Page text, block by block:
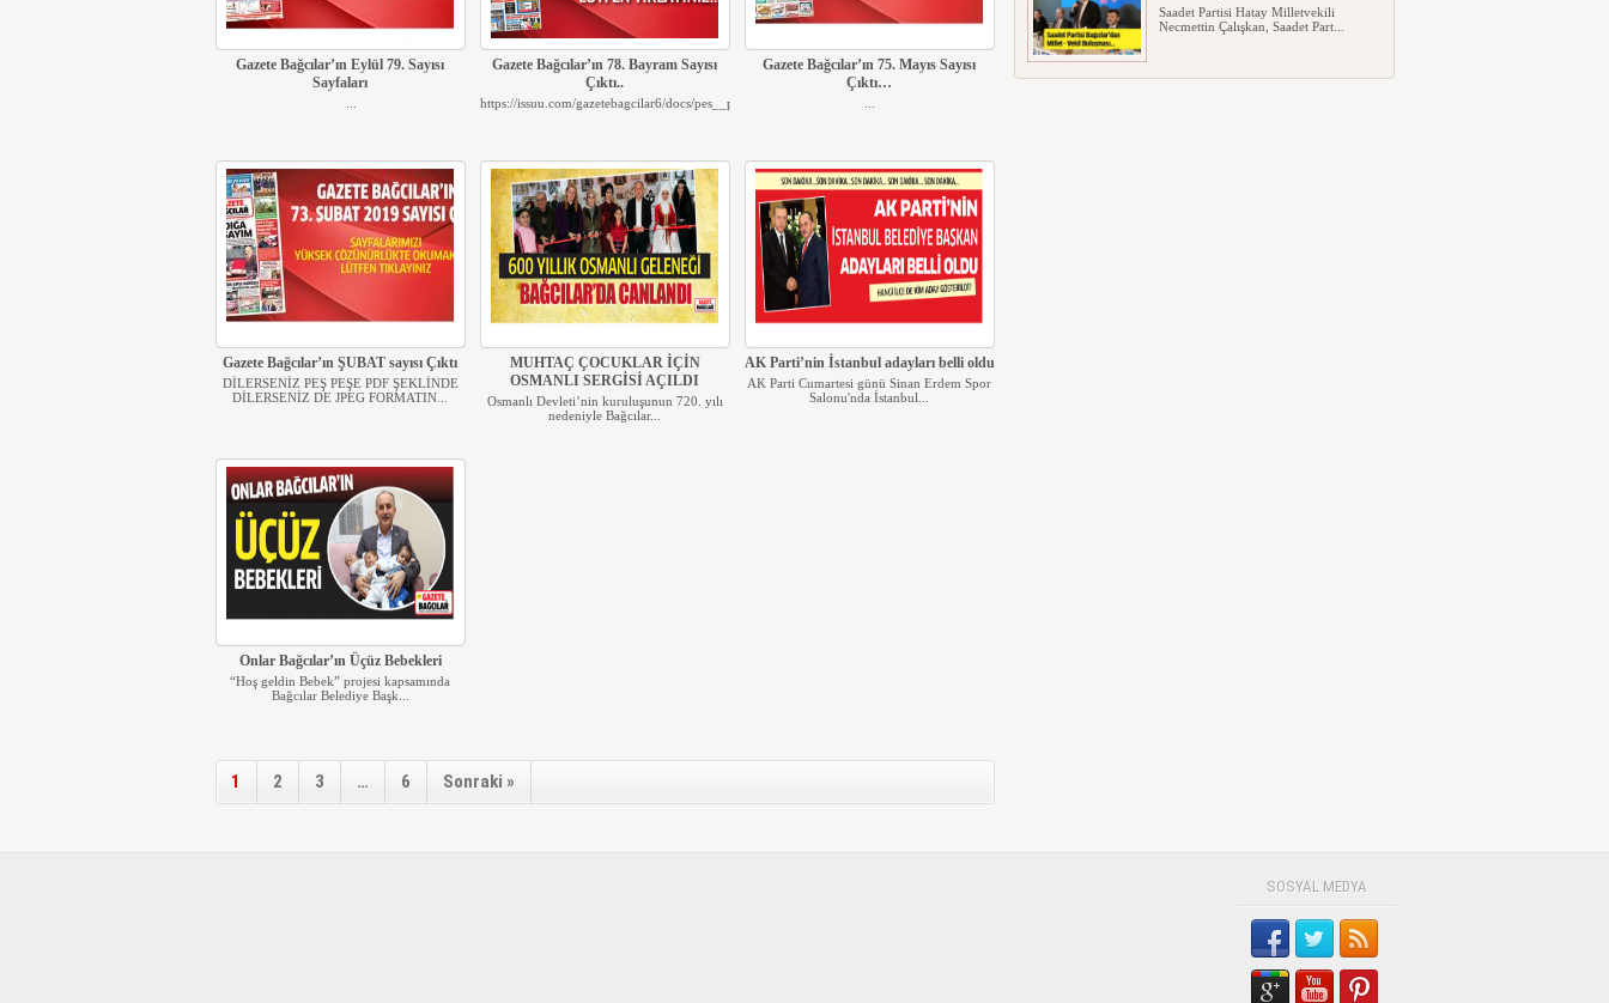
Gazete Bağcılar’ın Eylül 79. Sayısı
Sayfaları
Gazete Bağcılar’ın 78. Bayram Sayısı
Çıktı..
https://issuu.com/gazetebagcilar6/docs/pes__pe...
Gazete Bağcılar’ın 75. Mayıs Sayısı
Çıktı…
Gazete Bağcılar’ın ŞUBAT sayısı Çıktı
DİLERSENİZ PEŞ PEŞE PDF ŞEKLİNDE
DİLERSENİZ DE JPEG FORMATIN...
MUHTAÇ ÇOCUKLAR İÇİN
OSMANLI SERGİSİ AÇILDI
Osmanlı Devleti’nin kuruluşunun 720. yılı
nedeniyle Bağcılar...
AK Parti’nin İstanbul adayları belli oldu
AK Parti Cumartesi günü Sinan Erdem Spor
Salonu'nda İstanbul...
Onlar Bağcılar’ın Üçüz Bebekleri
“Hoş geldin Bebek” projesi kapsamında
Bağcılar Belediye Başk...
1 2 3 … 6 Sonraki »
Saadet Partisi Hatay Milletvekili
Necmettin Çalışkan, Saadet Part...
AK Parti Bağcılar İlçe Başkanı
SOSYAL MEDYA